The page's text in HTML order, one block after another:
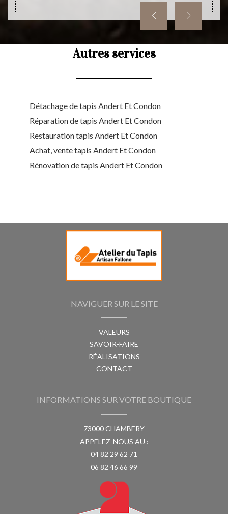
Autres services
Détachage de tapis Andert Et Condon
Réparation de tapis Andert Et Condon
Restauration tapis Andert Et Condon
Achat, vente tapis Andert Et Condon
Rénovation de tapis Andert Et Condon
NAVIGUER SUR LE SITE
VALEURS
SAVOIR-FAIRE
RÉALISATIONS
CONTACT
INFORMATIONS SUR VOTRE BOUTIQUE
73000 CHAMBERY
APPELEZ-NOUS AU :
04 82 29 62 71
06 82 46 66 99